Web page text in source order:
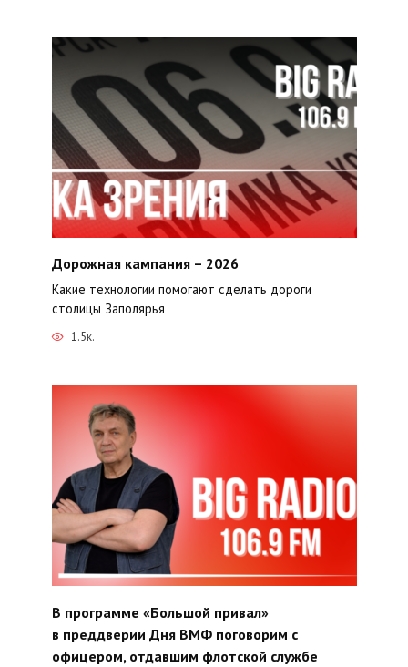
Дорожная кампания – 2026
Какие технологии помогают сделать дороги
столицы Заполярья
1.5к.
В программе «Большой привал»
в преддверии Дня ВМФ поговорим с
офицером, отдавшим флотской службе